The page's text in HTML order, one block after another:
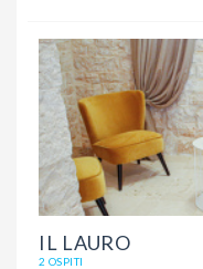
IL LAURO
2 OSPITI